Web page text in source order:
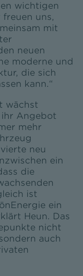
wichtigen
uns,
mit
neuen
moderne und
die sich
kann.“
wächst
ihr Angebot
mehr
neu
ein
die
ist
ein
Heun. Das
nicht
auch